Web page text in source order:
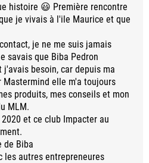
histoire 😃 Première rencontre
je vivais à l'ile Maurice et que
je ne me suis jamais
savais que Biba Pedron
j'avais besoin, car depuis ma
elle m'a toujours
produits, mes conseils et mon
MLM.
et ce club Impacter au
de Biba
les autres entrepreneures